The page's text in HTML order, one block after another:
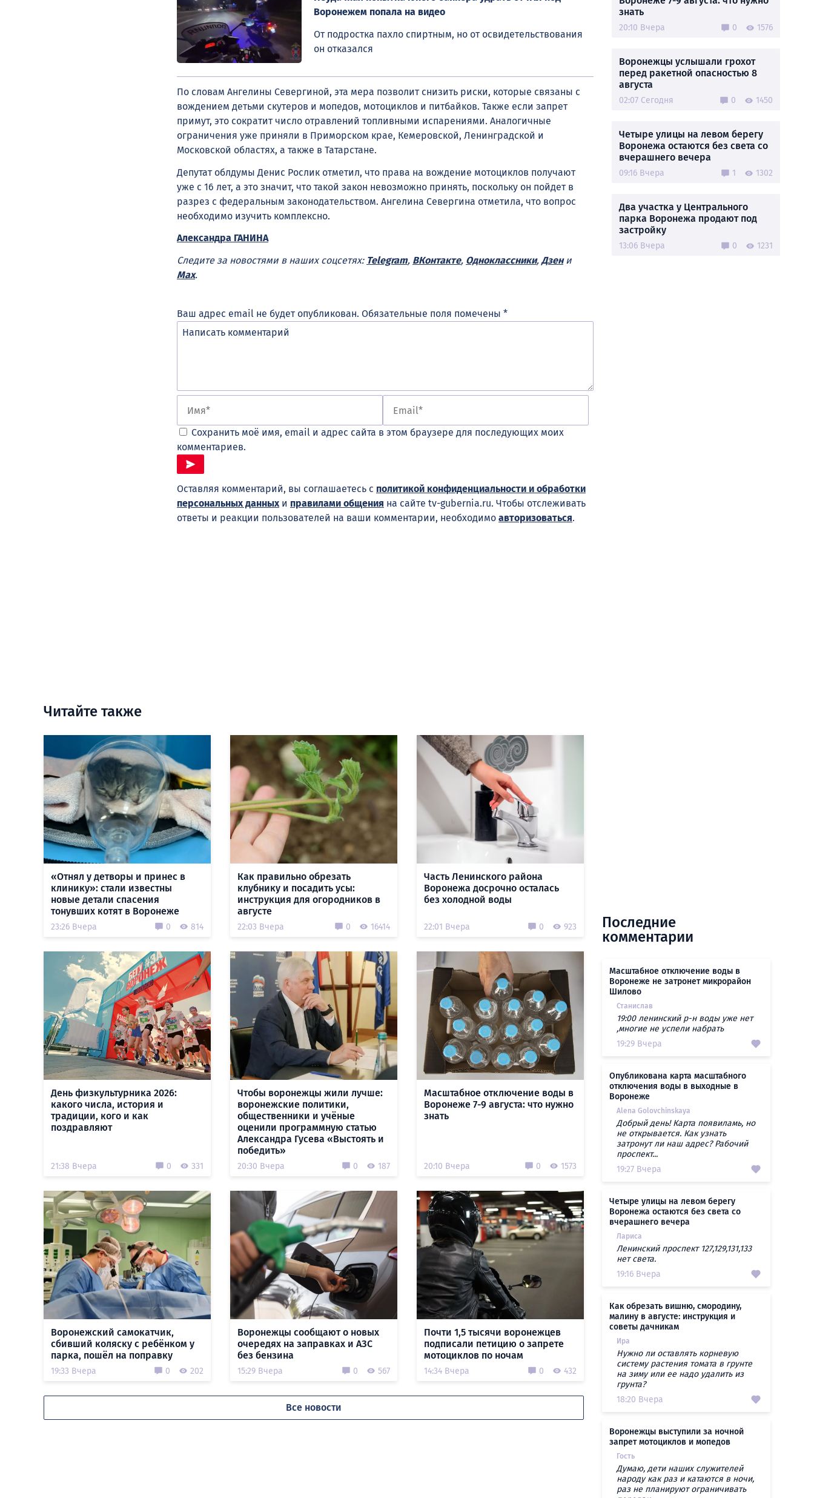
Воронежем попала на видео
От подростка пахло спиртным, но от освидетельствования
он отказался
По словам Ангелины Севергиной, эта мера позволит снизить риски, которые связаны с
вождением детьми скутеров и мопедов, мотоциклов и питбайков. Также если запрет
примут, это сократит число отравлений топливными испарениями. Аналогичные
ограничения уже приняли в Приморском крае, Кемеровской, Ленинградской и
Московской областях, а также в Татарстане.
Депутат облдумы Денис Рослик отметил, что права на вождение мотоциклов получают
уже с 16 лет, а это значит, что такой закон невозможно принять, поскольку он пойдет в
разрез с федеральным законодательством. Ангелина Севергина отметила, что вопрос
необходимо изучить комплексно.
Александра ГАНИНА
Следите за новостями в наших соцсетях: Telegram, ВКонтакте, Одноклассники, Дзени
Max.
Ваш адрес email не будет опубликован. Обязательные поля помечены *
Сохранить моё имя, email и адрес сайта в этом браузере для последующих моих
комментариев.
Оставляя комментарий, вы соглашаетесь с политикой конфиденциальности и обработки
персональных данныхи правилами общения на сайте tv-gubernia.ru. Чтобы отслеживать
ответы и реакции пользователей на ваши комментарии, необходимо авторизоваться.
знать
20:10 Вчера 0 1576
Воронежцы услышали грохот
перед ракетной опасностью 8
августа
02:07 Сегодня 0 1450
Четыре улицы на левом берегу
Воронежа остаются без света со
вчерашнего вечера
09:16 Вчера 1 1302
Два участка у Центрального
парка Воронежа продают под
застройку
13:06 Вчера 0 1231
Читайте также
«Отнял у детворы и принес в
клинику»: стали известны
новые детали спасения
тонувших котят в Воронеже
23:26 Вчера 0 814
Как правильно обрезать
клубнику и посадить усы:
инструкция для огородников в
августе
22:03 Вчера 0 16414
Часть Ленинского района
Воронежа досрочно осталась
без холодной воды
22:01 Вчера 0 923
День физкультурника 2026:
какого числа, история и
традиции, кого и как
поздравляют
21:38 Вчера 0 331
Чтобы воронежцы жили лучше:
воронежские политики,
общественники и учёные
оценили программную статью
Александра Гусева «Выстоять и
победить»
20:30 Вчера 0 187
Масштабное отключение воды в
Воронеже 7-9 августа: что нужно
знать
20:10 Вчера 0 1573
Воронежский самокатчик,
сбивший коляску с ребёнком у
парка, пошёл на поправку
19:33 Вчера 0 202
Воронежцы сообщают о новых
очередях на заправках и АЗС
без бензина
15:29 Вчера 0 567
Почти 1,5 тысячи воронежцев
подписали петицию о запрете
мотоциклов по ночам
14:34 Вчера 0 432
Все новости
Последние
комментарии
Масштабное отключение воды в
Воронеже не затронет микрорайон
Шилово
Станислав
19:00 ленинский р-н воды уже нет
,многие не успели набрать
19:29 Вчера
Опубликована карта масштабного
отключения воды в выходные в
Воронеже
Alena Golovchinskaya
Добрый день! Карта появиламь, но
не открывается. Как узнать
затронут ли наш адрес? Рабочий
проспект...
19:27 Вчера
Четыре улицы на левом берегу
Воронежа остаются без света со
вчерашнего вечера
Лариса
Ленинский проспект 127,129,131,133
нет света.
19:16 Вчера
Как обрезать вишню, смородину,
малину в августе: инструкция и
советы дачникам
Ира
Нужно ли оставлять корневую
систему растения томата в грунте
на зиму или ее надо удалить из
грунта?
18:20 Вчера
Воронежцы выступили за ночной
запрет мотоциклов и мопедов
Гость
Думаю, дети наших служителей
народу как раз и катаются в ночи,
раз не планируют ограничивать